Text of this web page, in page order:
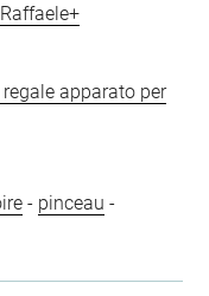
apparato per
- pinceau -